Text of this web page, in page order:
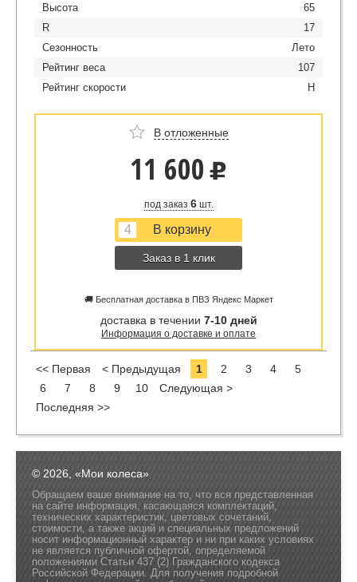
Высота
65
R
17
Сезонность
Лето
Рейтинг веса
107
Рейтинг скорости
H
В отложенные
11 600 u
под заказ 6шт.
Заказ в 1 клик
🚚 Бесплатная доставка в ПВЗ Яндекс Маркет
доставка в течении 7-10 дней
Информация о доставке и оплате
<< Первая < Предыдущая 1 2 3 4
5
6
7 8 9 10
Следующая >
Последняя >>
© 2026, «Мои колеса»
Обращаем ваше внимание на то, что вся представленная
на сайте информация, касающаяся комплектаций,
технических характеристик, цветовых сочетаний,
стоимости, а также акций и специальных предложений
носит информационный характер и ни при каких условиях
не является публичной офертой, определяемой
положениями Статьи 437 (2) Гражданского кодекса
Российской Федерации. Для получения подробной